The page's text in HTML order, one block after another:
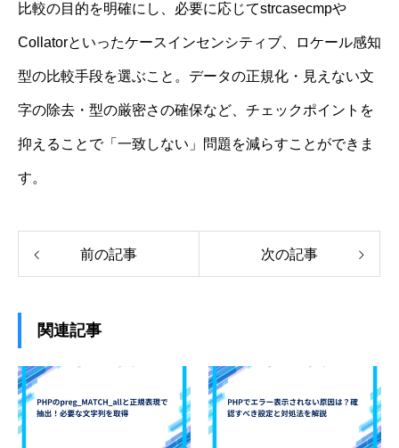
比較の目的を明確にし、必要に応じてstrcasecmpや
Collatorといったケースインセンシティブ、ロケール感知
型の比較手段を選ぶこと。データの正規化・見えない文
字の除去・型の厳密さの確保など、チェックポイントを
抑えることで「一致しない」問題を減らすことができま
す。
前の記事 次の記事
関連記事